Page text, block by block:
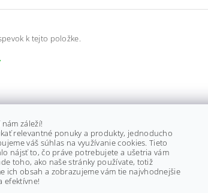
k tejto položke.
záleží!
relevantné ponuky a produkty, jednoducho
váš súhlas na využívanie cookies. Tieto
nájsť to, čo práve potrebujete a ušetria vám
toho, ako naše stránky používate, totiž
ich obsah a zobrazujeme vám tie najvhodnejšie
efektívne!